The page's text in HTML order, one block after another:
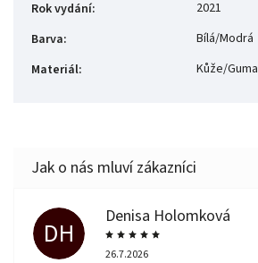
Rok vydání:
2021
Barva:
Bílá/Modrá
Materiál: Kůže/Guma
DH
Denisa Holomková
26.7.2026